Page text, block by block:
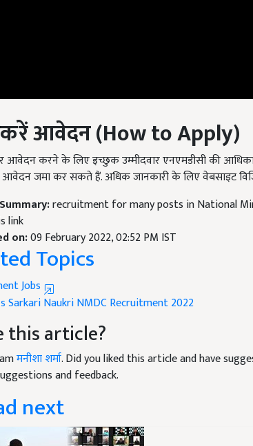
आवेदन (How to Apply)
आवेदन करने के लिए इच्छुक उम्मीदवार एनएमडीसी की
जमा कर सकते हैं. अधिक जानकारी के लिए वेबसाइट
recruitment for many posts in National
link
on:09 February 2022, 02:52 PM IST
Topics
Jobs
Sarkari NaukriNMDC Recruitment 2022
this article?
मनीशा शर्मा. Did you liked this article and have
and feedback.
next